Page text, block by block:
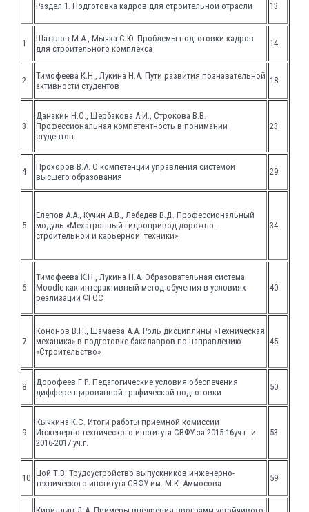
Раздел 1. Подготовка кадров для строительной отрасли 13
1
Шаталов М.А., Мычка С.Ю. Проблемы подготовки кадров
для строительного комплекса
14
2
Тимофеева К.Н., Лукина Н.А. Пути развития познавательной
активности студентов
18
3
Данакин Н.С., Щербакова А.И., Строкова В.В.
Профессиональная компетентность в понимании
студентов
23
4
Прохоров В.А. О компетенции управления системой
высшего образования
29
5
Елепов А.А., Кучин А.В., Лебедев В.Д. Профессиональный
модуль «Мехатронный гидропривод дорожно-
строительной и карьерной техники»
34
6
Тимофеева К.Н., Лукина Н.А. Образовательная система
Moodle как интерактивный метод обучения в условиях
реализации ФГОС
40
7
Кононов В.Н., Шамаева А.А. Роль дисциплины «Техническая
механика» в подготовке бакалавров по направлению
«Строительство»
45
8
Дорофеев Г.Р. Педагогические условия обеспечения
дифференцированной графической подготовки
50
9
Кычкина К.С. Итоги работы приемной комиссии
Инженерно-технического института СВФУ за 2015-16уч.г. и
2016-2017 уч.г.
53
10 Цой Т.В. Трудоустройство выпускников инженерно-
технического института СВФУ им. М.К. Аммосова
59